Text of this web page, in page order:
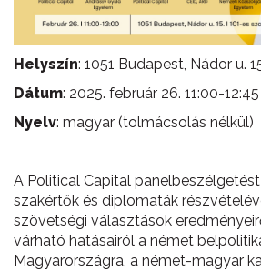
Helyszín: 1051 Budapest, Nádor u.
Dátum: 2025. február 26. 11:00-12:45
Nyelv: magyar (tolmácsolás nélkül)
A Political Capital
szakértők és diplomaták
szövetségi választások
várható hatásairól a német
Magyarországra, a német-magyar